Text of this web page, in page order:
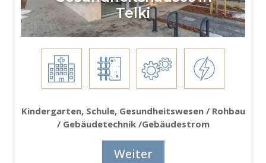
Telki
Kindergarten, Schule, Gesundheitswesen / Rohbau
/ Gebäudetechnik /Gebäudestrom
Weiter